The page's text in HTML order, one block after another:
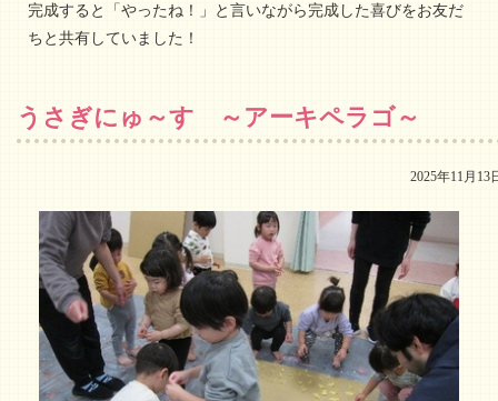
完成すると「やったね！」と言いながら完成した喜びをお友だ
ちと共有していました！
うさぎにゅ～す ～アーキペラゴ～
2025年11月13